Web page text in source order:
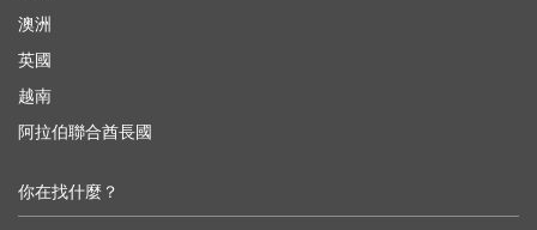
澳洲
英國
越南
阿拉伯聯合酋長國
你在找什麼？